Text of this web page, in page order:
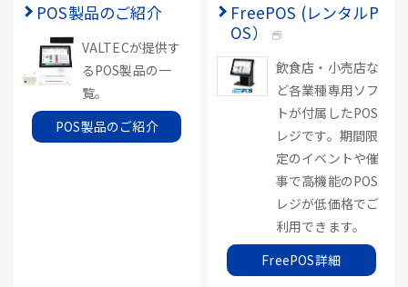
POS製品のご紹介
VALTECが提供す
るPOS製品の一
覧。
POS製品のご紹介
FreePOS (レンタルP
OS）
飲食店・小売店な
ど各業種専用ソフ
トが付属したPOS
レジです。期間限
定のイベントや催
事で高機能のPOS
レジが低価格でご
利用できます。
FreePOS詳細